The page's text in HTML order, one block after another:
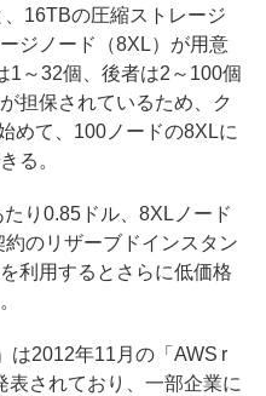
16TBの圧縮ストレージ
ジノード（8XL）が用意
1～32個、後者は2～100個
担保されているため、ク
めて、100ノードの8XLに
る。
り0.85ドル、8XLノード
のリザーブドインスタン
利用するとさらに低価格
2012年11月の「AWS r
表されており、一部企業に